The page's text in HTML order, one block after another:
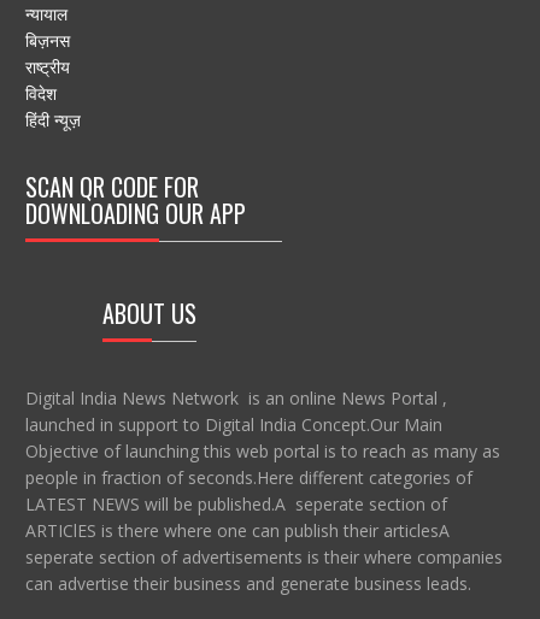
न्यायाल
बिज़नस
राष्ट्रीय
विदेश
हिंदी न्यूज़
SCAN QR CODE FOR
DOWNLOADING OUR APP
ABOUT US
Digital India News Network is an online News Portal ,
launched in support to Digital India Concept.Our Main
Objective of launching this web portal is to reach as many as
people in fraction of seconds.Here different categories of
LATEST NEWS will be published.A seperate section of
ARTIClES is there where one can publish their articlesA
seperate section of advertisements is their where companies
can advertise their business and generate business leads.